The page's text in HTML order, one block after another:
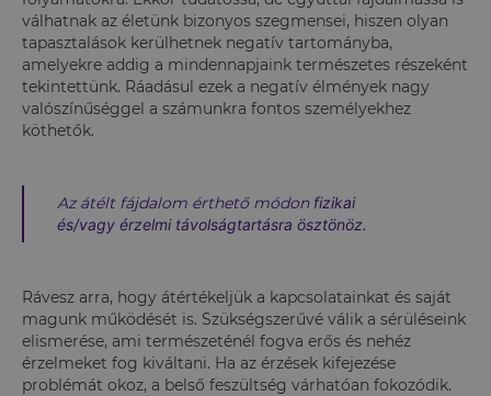
válhatnak az életünk bizonyos szegmensei, hiszen olyan
tapasztalások kerülhetnek negatív tartományba,
amelyekre addig a mindennapjaink természetes részeként
tekintettünk. Ráadásul ezek a negatív élmények nagy
valószínűséggel a számunkra fontos személyekhez
köthetők.
Az átélt fájdalom érthető módon fizikai
és/vagy érzelmi távolságtartásra ösztönöz.
Rávesz arra, hogy átértékeljük a kapcsolatainkat és saját
magunk működését is. Szükségszerűvé válik a sérüléseink
elismerése, ami természeténél fogva erős és nehéz
érzelmeket fog kiváltani. Ha az érzések kifejezése
problémát okoz, a belső feszültség várhatóan fokozódik.